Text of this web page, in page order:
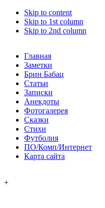
Skip to content
Skip to 1st column
Skip to 2nd column
Главная
Заметки
Брин Бабац
Статьи
Записки
Анекдоты
Фотогалерея
Сказки
Стихи
Футболия
ПО/Комп/Интернет
Карта сайта
+